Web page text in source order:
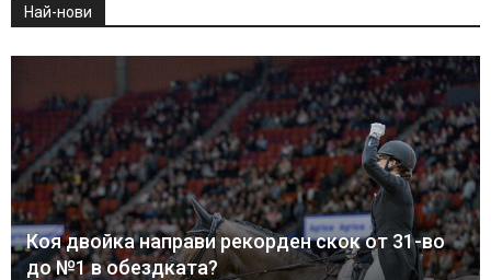
Най-нови
Коя двойка направи рекорден скок от 31-во
до №1 в обездката?